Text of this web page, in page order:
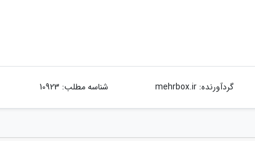
گردآورنده:mehrbox.ir شناسه مطلب: 10923